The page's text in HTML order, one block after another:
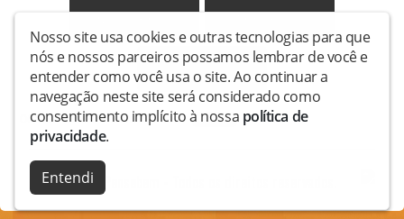
Quinta-feira Sexta-feira
Sábado
06:00 - 20:00 Som do céu! NO AR
Copyright © Pensebem - Todos os direitos reservados.
Nosso site usa cookies e outras tecnologias para que
nós e nossos parceiros possamos lembrar de você e
entender como você usa o site. Ao continuar a
navegação neste site será considerado como
consentimento implícito à nossa política de
privacidade.
Entendi